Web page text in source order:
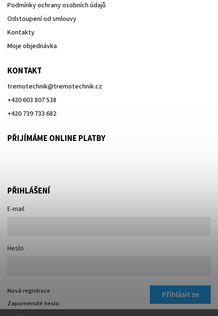
Podmínky ochrany osobních údajů
Odstoupení od smlouvy
Kontakty
Moje objednávka
KONTAKT
tremotechnik@tremotechnik.cz
+420 603 807 538
+420 739 733 682
PŘIJÍMÁME ONLINE PLATBY
PŘIHLÁŠENÍ
E-mail
Heslo
Přihlásit se
Nová registrace
Zapomenuté heslo